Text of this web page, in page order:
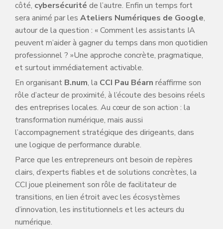
côté, cybersécurité de l’autre. Enfin un temps fort
sera animé par les Ateliers Numériques de Google,
autour de la question : « Comment les assistants IA
peuvent m’aider à gagner du temps dans mon quotidien
professionnel ? »Une approche concrète, pragmatique,
et surtout immédiatement activable.
En organisant B.num, la CCI Pau Béarn réaffirme son
rôle d’acteur de proximité, à l’écoute des besoins réels
des entreprises locales. Au cœur de son action : la
transformation numérique, mais aussi
l’accompagnement stratégique des dirigeants, dans
une logique de performance durable.
Parce que les entrepreneurs ont besoin de repères
clairs, d’experts fiables et de solutions concrètes, la
CCI joue pleinement son rôle de facilitateur de
transitions, en lien étroit avec les écosystèmes
d’innovation, les institutionnels et les acteurs du
numérique.